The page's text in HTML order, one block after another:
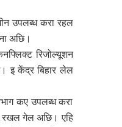
उपलब्ध करा रहल
अछि।
रिजोल्यूशन
इ केंद्र बिहार लेल
कए उपलब्ध करा
रखल गेल अछि। एहि